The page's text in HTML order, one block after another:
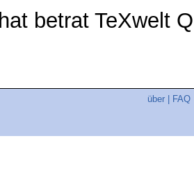
hat betrat TeXwelt
über FAQ